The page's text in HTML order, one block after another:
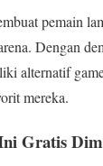
pemain
Dengan
alternatif
mereka.
Gratis